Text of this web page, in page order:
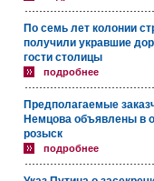
По семь лет колонии
получили укравшие
гости столицы
подробнее
Предполагаемые
Немцова объявлены в
розыск
подробнее